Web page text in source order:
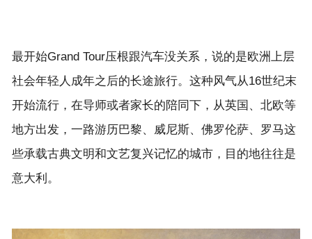
最开始Grand Tour压根跟汽车没关系，说的是欧洲上层
社会年轻人成年之后的长途旅行。这种风气从16世纪末
开始流行，在导师或者家长的陪同下，从英国、北欧等
地方出发，一路游历巴黎、威尼斯、佛罗伦萨、罗马这
些承载古典文明和文艺复兴记忆的城市，目的地往往是